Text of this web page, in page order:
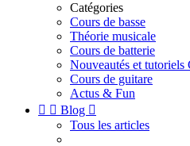
Catégories
Cours de basse
Théorie musicale
Cours de batterie
Nouveautés et tutoriels
Cours de guitare
Actus & Fun
  Blog 
Tous les articles